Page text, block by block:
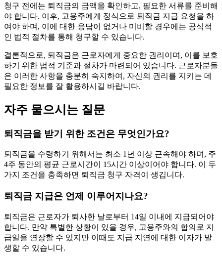
청구 전에는 퇴직금의 금액을 확인하고, 필요한 서류를 준비해
야 합니다. 이후, 고용주에게 정식으로 퇴직금 지급 요청을 하
여야 하며, 이에 대한 응답이 없거나 미비할 경우에는 공식적
인 법적 절차를 통해 청구할 수 있습니다.
결론적으로, 퇴직금은 근로자에게 중요한 권리이며, 이를 보호
하기 위한 법적 기준과 절차가 마련되어 있습니다. 근로자분들
은 이러한 사항을 충분히 숙지하여, 자신의 권리를 지키는 데
필요한 정보를 잘 활용하시길 바랍니다.
자주 물으시는 질문
퇴직금을 받기 위한 조건은 무엇인가요?
퇴직금을 수령하기 위해서는 최소 1년 이상 근속해야 하며, 주
4주 동안의 평균 근로시간이 15시간 이상이어야 합니다. 이 두
가지 조건을 충족하면 퇴직금 청구 자격이 생깁니다.
퇴직금 지급은 언제 이루어지나요?
퇴직금은 근로자가 퇴사한 날로부터 14일 이내에 지급되어야
합니다. 만약 특별한 상황이 있을 경우, 고용주와의 합의로 지
급일을 연장할 수 있지만 이때도 지급 지연에 대한 이자가 발
생할 수 있습니다.